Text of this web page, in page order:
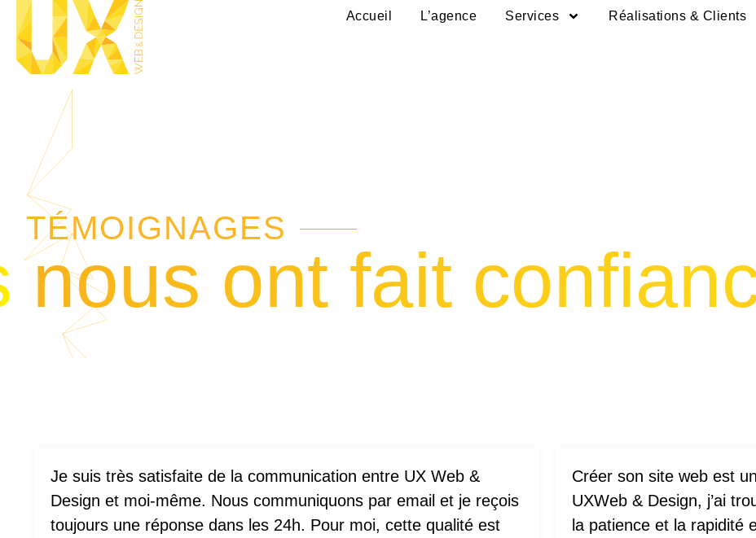
Accueil L’agence Services Réalisations & Clients
TÉMOIGNAGES
nous ont fait
Je suis très satisfaite de la communication entre UX Web &
Design et moi-même. Nous communiquons par email et je reçois
toujours une réponse dans les 24h. Pour moi, cette qualité est
Créer son site web est
UXWeb & Design, j’ai
la patience et la rapidité